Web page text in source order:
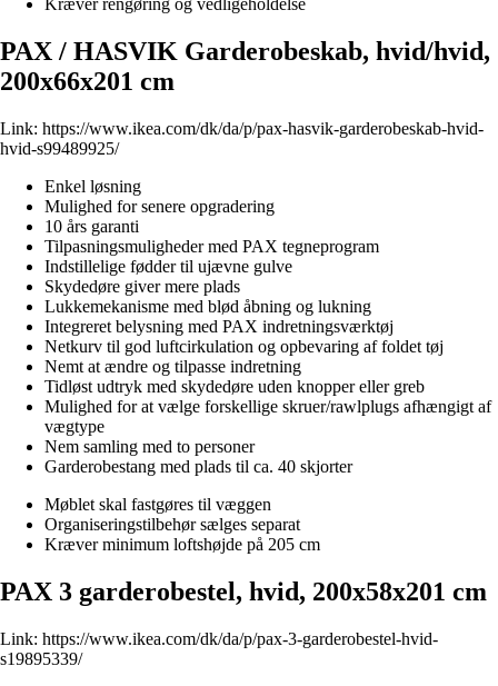
Kræver rengøring og vedligeholdelse
PAX / HASVIK Garderobeskab, hvid/hvid,
200x66x201 cm
Link: https://www.ikea.com/dk/da/p/pax-hasvik-garderobeskab-hvid-
hvid-s99489925/
Enkel løsning
Mulighed for senere opgradering
10 års garanti
Tilpasningsmuligheder med PAX tegneprogram
Indstillelige fødder til ujævne gulve
Skydedøre giver mere plads
Lukkemekanisme med blød åbning og lukning
Integreret belysning med PAX indretningsværktøj
Netkurv til god luftcirkulation og opbevaring af foldet tøj
Nemt at ændre og tilpasse indretning
Tidløst udtryk med skydedøre uden knopper eller greb
Mulighed for at vælge forskellige skruer/rawlplugs afhængigt af
vægtype
Nem samling med to personer
Garderobestang med plads til ca. 40 skjorter
Møblet skal fastgøres til væggen
Organiseringstilbehør sælges separat
Kræver minimum loftshøjde på 205 cm
PAX 3 garderobestel, hvid, 200x58x201 cm
Link: https://www.ikea.com/dk/da/p/pax-3-garderobestel-hvid-
s19895339/